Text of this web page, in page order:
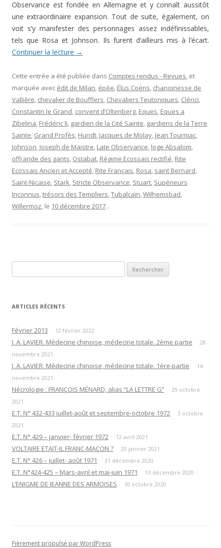
Observance est fondée en Allemagne et y connaît aussitôt
une extraordinaire expansion. Tout de suite, également, on
voit s’y manifester des personnages assez indéfinissables,
tels que Rosa et Johnson. Ils furent d’ailleurs mis à l’écart.
Continuer la lecture →
Cette entrée a été publiée dans Comptes rendus - Revues, et
marquée avec édit de Milan, épée, Élus Coëns, chanoinesse de
Vallière, chevalier de Boufflers, Chevaliers Teutoniques, Clérici,
Constantin le Grand, convent d’Oltenberg, Eques, Eques a
Zibelina, Frédéric II, gardien de la Cité Sainte, gardiens de la Terre
Sainte, Grand Profès, Hundt, Jacques de Molay, Jean Tourniac,
Johnson, Joseph de Maistre, Late Observance, loge Absalom,
offrande des gants, Ostabat, Régime Ecossais rectifié, Rite
Ecossais Ancien et Accepté, Rite Français, Rosa, saint Bernard,
Saint-Nicaise, Stark, Stricte Observance, Stuart, Supérieurs
Inconnus,trésors des Templiers,Tubalcaïn,Wilhemsbad,
Willermoz, le 10 décembre 2017 .
ARTICLES RÉCENTS
Février 2013 12 février 2022
J. A. LAVIER. Médecine chinoise, médecine totale. 2ème partie
28
novembre 2021
J. A. LAVIER. Médecine chinoise, médecine totale. 1ère partie
14
novembre 2021
Nécrologie : FRANÇOIS MÉNARD, alias “LA LETTRE G”
29 octobre
2021
E.T. N° 432-433 juillet-août et septembre-octobre 1972
3 octobre
2021
E.T. N° 429 – janvier- février 1972 12 avril 2021
VOLTAIRE ETAIT-IL FRANC-MAÇON ? 20 janvier 2021
E.T. N° 426 – juillet- août 1971 31 décembre 2020
E.T. N°424-425 – Mars-avril et mai-juin 1971 13 décembre 2020
L’ENIGME DE JEANNE DES ARMOISES 10 octobre 2020
Fièrement propulsé par WordPress